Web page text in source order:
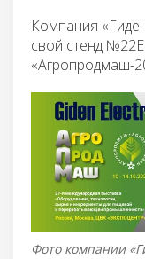
Компания
свой стенд
«Агропродмаш-
Фото компании